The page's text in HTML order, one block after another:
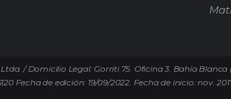
/ Domicilio Legal: Gorriti 75. Oficina 3. Bahía Blanca
Fecha de edición: 19/09/2022. Fecha de inicio: nov.